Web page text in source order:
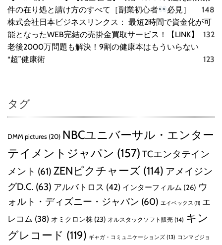
件の在り処と請け方のすべて［副業初心者
必見］
148
株式会社日本ビジネスリンクス： 最短2時間で資金化が可
能となったWEB完結の売掛金買取サービス！【LINK】
132
老後2000万問題も解決！9割の健康本はもういらない
“超”健康術
123
タグ
DMM pictures (20) NBCユニバーサル・エンター
テイメントジャパン (157) TCエンタテイン
メント (61) ZENピクチャーズ (114) アメイジン
グD.C. (63) アルバトロス (42) インターフィルム (26) ウ
ォルト・ディズニー・ジャパン (60) エイベックス (11) エ
レコム (38) オミクロン株 (23) オルスタックソフト販売 (14) キン
グレコード (119) ギャガ・コミュニケーションズ (13) コンマビジョ